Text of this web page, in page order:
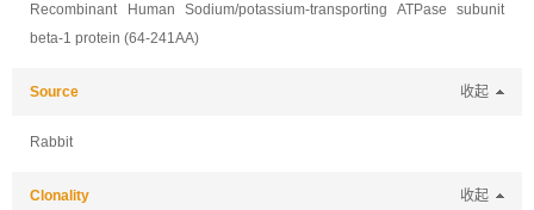
Recombinant Human Sodium/potassium-transporting ATPase subunit
beta-1 protein (64-241AA)
Source 收起
Rabbit
Clonality 收起